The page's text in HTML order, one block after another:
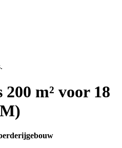
m² voor 18